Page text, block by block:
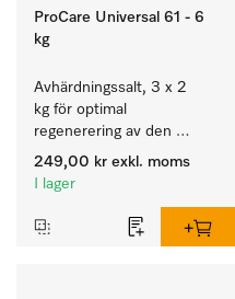
ProCare Universal 61 - 6
kg
Avhärdningssalt, 3 x 2
kg för optimal
regenerering av den
interna avhärdaren.
249,00 kr exkl. moms
I lager